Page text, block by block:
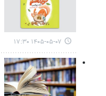
۱۴۰۵-۰۵-۰۷ ۱۷:۳۰